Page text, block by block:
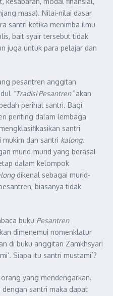
masa). Nilai-nilai dasar
santri ketika menimba ilmu
bait syair tersebut tidak
juga untuk para pelajar dan
pesantren anggitan
“Tradisi Pesantren”akan
perihal santri. Bagi
penting dalam lembaga
santri
mukim dan santri kalong.
murid-murid yang berasal
dalam kelompok
dikenal sebagai murid-
biasanya tidak
buku Pesantren
dimenemui nomenklatur
di buku anggitan Zamkhsyari
Siapa itu santri mustami`?
yang mendengarkan.
dengan santri maka dapat